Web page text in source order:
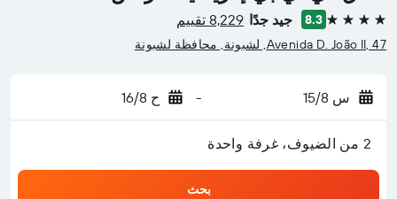
4 نجوم 8.3 جيد جدًا 8,229 تقييم
Avenida D. João II, 47, لشبونة, محافظة لشبونة
س 15/8 - ح 16/8
2 من الضيوف، غرفة واحدة
بحث